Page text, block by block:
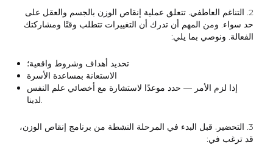
2. التناغم العاطفي. تتعلق عملية إنقاص الوزن بالجسم والعقل على
حد سواء. ومن المهم أن تدرك أن التغييرات تتطلب وقتًا ومشاركتك
الفعالة. ونوصي بما يلي:
تحديد أهداف وشروط واقعية؛
الاستعانة بمساعدة الأسرة
إذا لزم الأمر — حدد موعدًا لاستشارة مع أخصائي علم النفس
لدينا.
3. التحضير. قبل البدء في المرحلة النشطة من برنامج إنقاص الوزن،
قد ترغب في: